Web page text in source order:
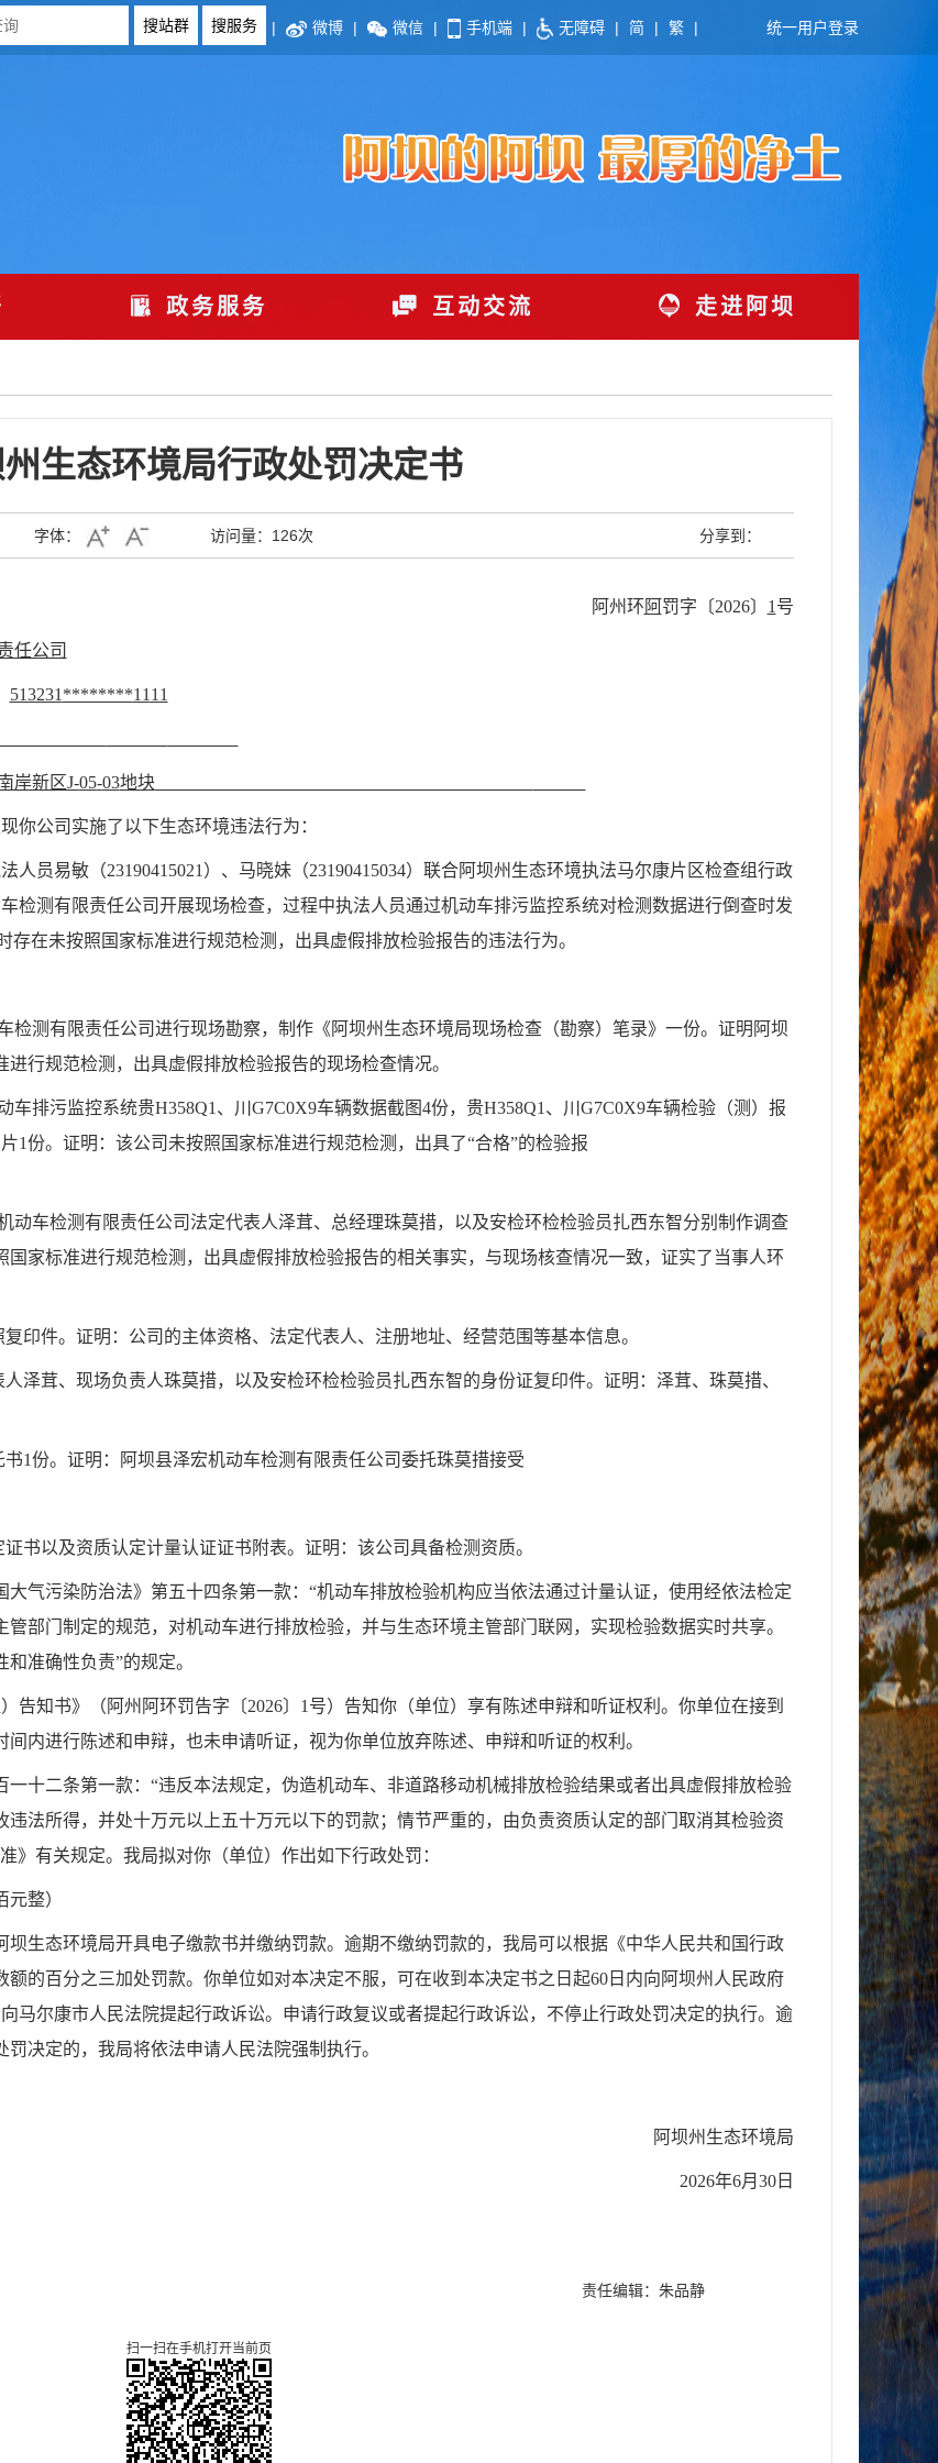
| 微博 | 微信 | 手机端 | 无障碍 | 简 | 繁 | 统一用户登录
政务服务 互动交流 走进阿坝
州生态环境局行政处罚决定书
字体： 访问量： 126次 分享到：
阿州环 阿罚字〔2026〕 1 号
任公司
513231 ********11 11
岸新区J-05-03地块
你公司实施了以下生态环境违法行为：
人员易敏（23190415021 ）、马晓妹（23190415034）联合阿坝州生态环境执法马尔康片区检查组行政
检测有限责任公司开展现场检查，过程中执法人员通过机动车排污监控系统对检测数据进行倒查时发
存在未按照国家标准进行规范检测，出具虚假排放检验报告的违法行为。
检测有限责任公司进行现场勘察，制作《阿坝州生态环境局现场检查（勘察）笔录》一份。证明阿坝
行规范检测，出具虚假排放检验报告的现场检查情况。
车排污监控系统贵H358Q1 、川G7C0X9车辆数据截图4份，贵H358Q1 、川G7C0X9车辆检验（测）报
1份。证明：该公司 未按照国家标准进行规范检测，出具了“合格”的检验报
动车检测有限责任公司法定代表人泽茸、总经理珠莫措，以及安检环检检验员扎西东智分别制作调查
家标准进行规范检测，出具虚假排放检验报告的相关事实，与现场核查情况一致，证实了当事人环
印件。证明：公司的主体资格、法定代表人、注册地址、经营范围等基本信息。
泽茸、现场负责人珠莫措，以及安检环检检验员扎西东智的身份证复印件。证明：泽茸、珠莫措、
书1份。证明：阿坝县泽宏机动车检测有限责任公司委托珠莫措接受
书以及资质认定计量认证证书附表。证明：该公司具备检测资质。
气污染防治法》第五十四条第一款：“机动车排放检验机构应当依法通过计量认证，使用经依法检定
部门制定的规范，对机动车进行排放检验，并与生态环境主管部门联网，实现检验数据实时共享。
准确性负责”的规定。
告知书》（阿州阿环罚告字〔2026〕 1 号）告知你（单位）享有陈述申辩和听证权利。你单位在接到
内进行陈述和申辩，也未申请听证，视为你单位放弃陈述、申辩和听证的权利。
十二条第一款： “违反本法规定，伪造机动车、非道路移动机械排放检验结果或者出具虚假排放检验
法所得，并处十万元以上五十万元以下的罚款；情节严重的，由负责资质认定的部门取消其检验资
》有关规定。 我局拟对你（单位）作出如下行政处罚：
整）
坝生态环境局开具电子缴款书并缴纳罚款。逾期不缴纳罚款的，我局可以根据《中华人民共和国行政
的百分之三加处罚款。你单位如对本决定不服，可在收到本决定书之日起60日内向阿坝州人民政府
马尔康市人民法院提起行政诉讼。申请行政复议或者提起行政诉讼，不停止行政处罚决定的执行。逾
决定的，我局将依法申请人民法院强制执行。
阿坝州生态环境局
2026年6月 30日
责任编辑：朱品静
扫一扫在手机打开当前页